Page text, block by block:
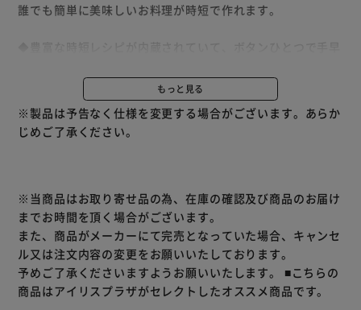
誰でも簡単に美味しいお料理が時短で作れます。
◆内蔵されている全150レシピは、季節ごとのレシピやパー
ティーやイベントなどにあわせたレシピなどバラエティ豊富
で、年間通して色々なお料理が楽しめます。
ができます。
◆6人分までできる大容量で作りおきにも便利。
◆なべは軽くて洗いやすくてお手入れ簡単。
もっと見る
※製品は予告なく仕様を変更する場合がございます。あらか
じめご了承ください。
※当商品はお取り寄せ品の為、在庫の確認及び商品のお届け
までお時間を頂く場合がございます。
また、商品がメーカーにて完売となっていた場合、キャンセ
ル又は注文内容の変更をお願いいたしております。
予めご了承くださいますようお願いいたします。 ■こちらの
商品はアイリスプラザがセレクトしたオススメ商品です。